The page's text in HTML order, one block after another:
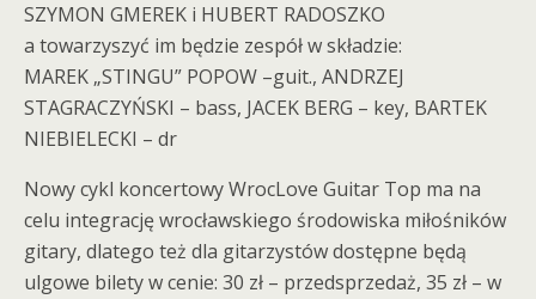
SZYMON GMEREK i HUBERT RADOSZKO
a towarzyszyć im będzie zespół w składzie:
MAREK „STINGU” POPOW –guit., ANDRZEJ
STAGRACZYŃSKI – bass, JACEK BERG – key, BARTEK
NIEBIELECKI – dr
Nowy cykl koncertowy WrocLove Guitar Top ma na
celu integrację wrocławskiego środowiska miłośników
gitary, dlatego też dla gitarzystów dostępne będą
ulgowe bilety w cenie: 30 zł – przedsprzedaż, 35 zł – w